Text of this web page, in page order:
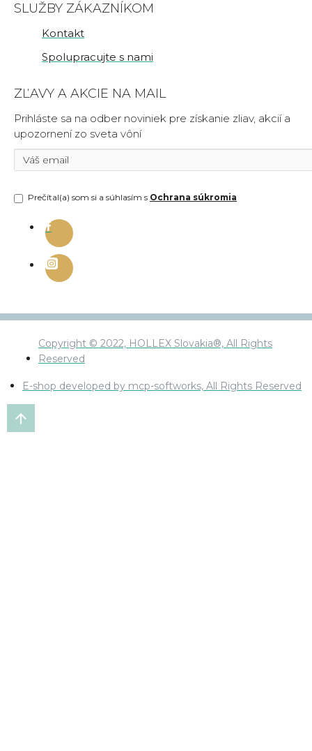
SLUŽBY ZÁKAZNÍKOM
Kontakt
Spolupracujte s nami
ZĽAVY A AKCIE NA MAIL
Prihláste sa na odber noviniek pre získanie zliav, akcií a
upozornení zo sveta vôní
Prečítal(a) som si a súhlasím s Ochrana súkromia
Copyright © 2022, HOLLEX Slovakia®, All Rights
Reserved
E-shop developed by mcp-softworks, All Rights Reserved